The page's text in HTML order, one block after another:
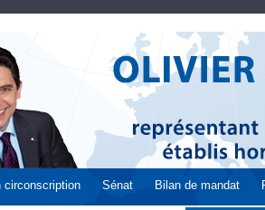
circonscription Sénat Bilan de mandat